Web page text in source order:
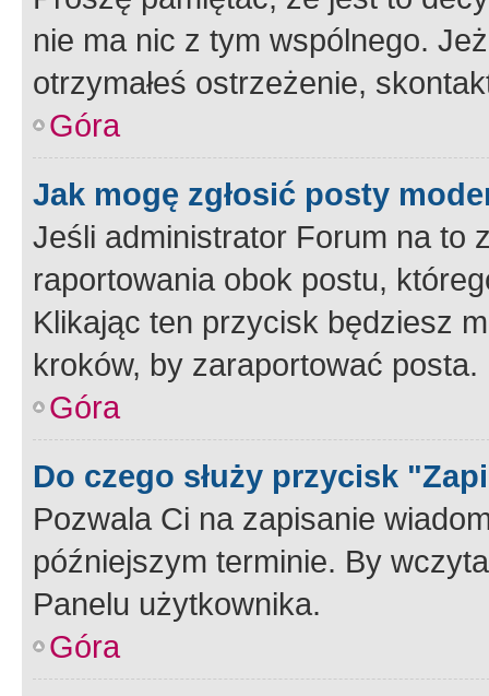
nie ma nic z tym wspólnego.
otrzymałeś ostrzeżenie,
Góra
Jak mogę zgłosić posty
Jeśli administrator Forum na to
raportowania obok postu,
Klikając ten przycisk będziesz
kroków, by zaraportować posta.
Góra
Do czego służy przycisk
Pozwala Ci na zapisanie
późniejszym terminie. By
Panelu użytkownika.
Góra